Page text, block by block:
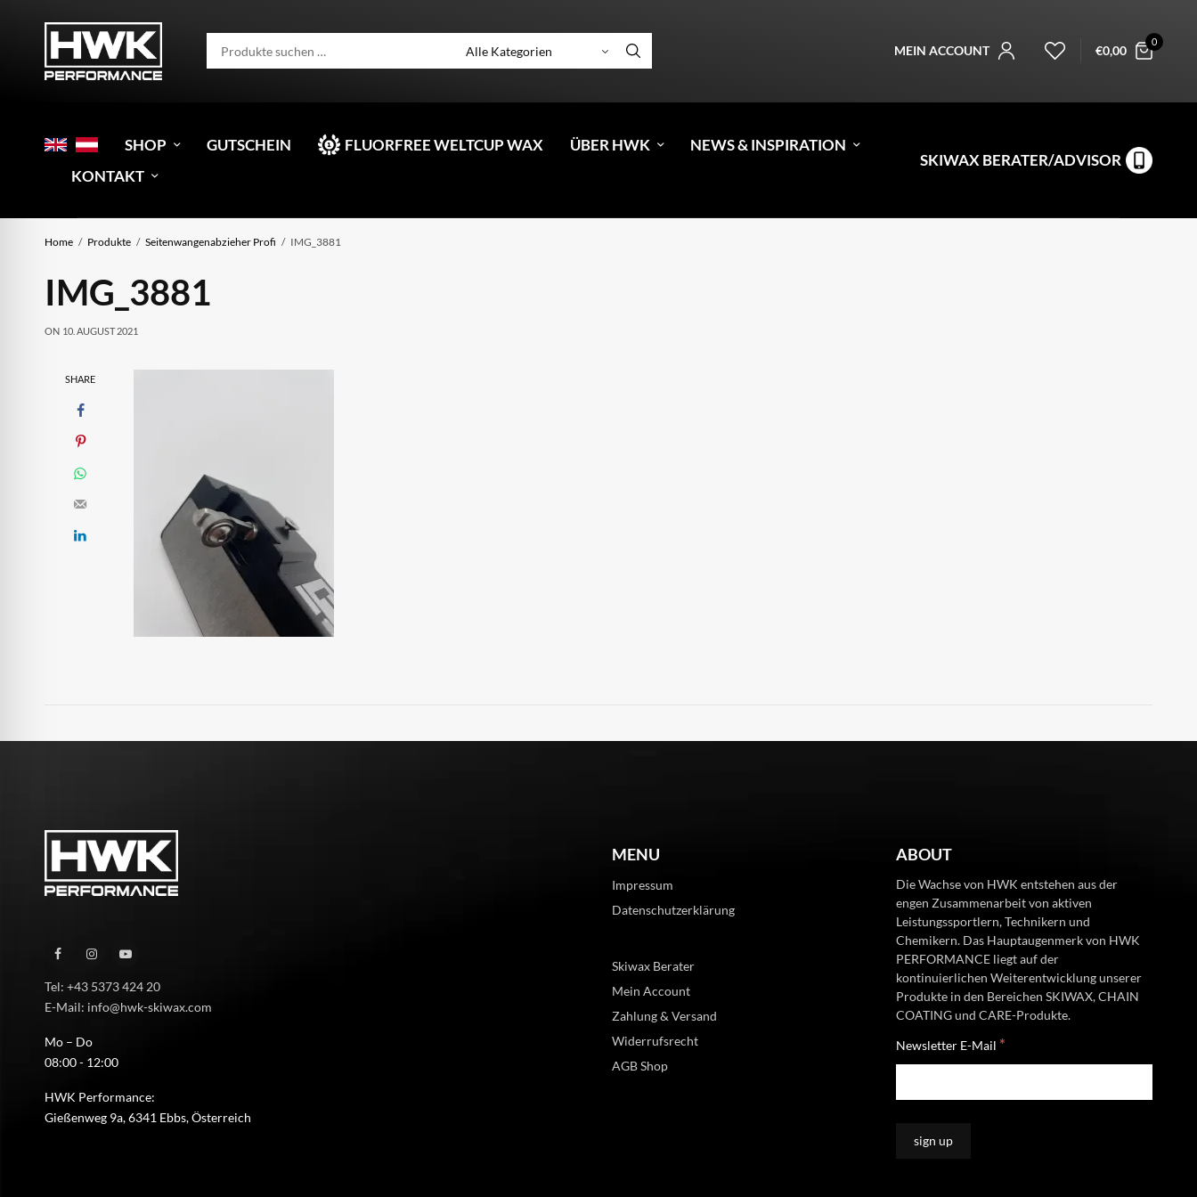
MEIN ACCOUNT €0,00
0
SHOP GUTSCHEIN FLUORFREE WELTCUP WAX ÜBER HWK
NEWS & INSPIRATION
KONTAKT
SKIWAX BERATER/ADVISOR
Home Produkte Seitenwangenabzieher Profi IMG_3881
IMG_3881
ON 10. AUGUST 2021
SHARE
Tel: +43 5373 424 20
E-Mail: info@hwk-skiwax.com
Mo – Do
08:00 - 12:00
HWK Performance:
Gießenweg 9a, 6341 Ebbs, Österreich
MENU
Impressum
Datenschutzerklärung
Skiwax Berater
Mein Account
Zahlung & Versand
Widerrufsrecht
AGB Shop
ABOUT
Die Wachse von HWK entstehen aus der
engen Zusammenarbeit von aktiven
Leistungssportlern, Technikern und
Chemikern. Das Hauptaugenmerk von HWK
PERFORMANCE liegt auf der
kontinuierlichen Weiterentwicklung unserer
Produkte in den Bereichen SKIWAX, CHAIN
COATING und CARE-Produkte.
Newsletter E-Mail *